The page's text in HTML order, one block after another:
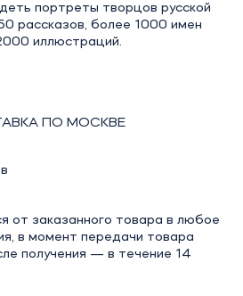
портреты творцов русской
рассказов, более 1000 имен
иллюстраций.
ПО МОСКВЕ
от заказанного товара в любое
в момент передачи товара
получения — в течение 14